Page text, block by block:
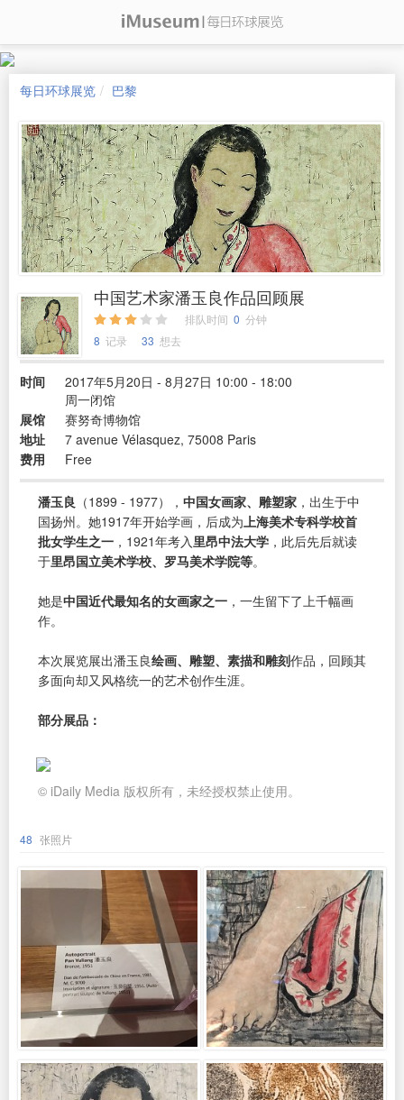
每日环球展览 巴黎
中国艺术家潘玉良作品回顾展
排队时间 0 分钟
8 记录 33 想去
时间
2017年5月20日 - 8月27日 10:00 - 18:00
周一闭馆
展馆
赛努奇博物馆
地址
7 avenue Vélasquez, 75008 Paris
费用
Free
潘玉良 （1899 - 1977）， 中国女画家、雕塑家 ，出生于中
国扬州。她1917年开始学画，后成为 上海美术专科学校首
批女学生之一 ，1921年考入 里昂中法大学 ，此后先后就读
于里昂国立美术学校、罗马美术学院等。
她是中国近代最知名的女画家之一 ，一生留下了上千幅画
作。
本次展览展出潘玉良绘画、雕塑、素描和雕刻作品，回顾其
多面向却又风格统一的艺术创作生涯。
部分展品：
© iDaily Media 版权所有，未经授权禁止使用。
48 张照片